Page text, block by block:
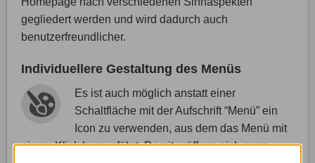
gegliedert werden und wird dadurch auch
benutzerfreundlicher.
Individuellere Gestaltung des Menüs
Es ist auch möglich anstatt einer
Schaltfläche mit der Aufschrift “Menü” ein
Icon zu verwenden, aus dem das Menü mit
einem Klick herausfährt. Damit eröffnen sich ganz